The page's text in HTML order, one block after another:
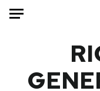
HOME